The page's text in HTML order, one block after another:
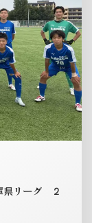
県リーグ ２